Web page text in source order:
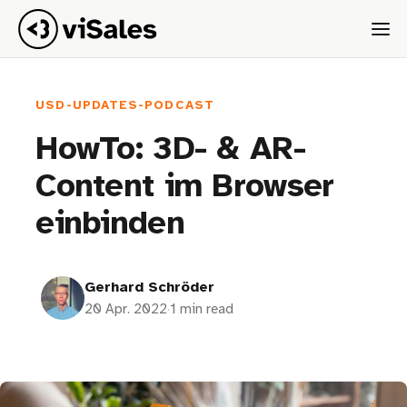
USD-UPDATES-PODCAST
HowTo: 3D- & AR-
Content im Browser
einbinden
Gerhard Schröder
20 Apr. 2022·1 min read